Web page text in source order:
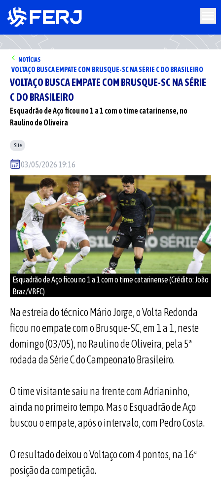
NOTÍCIAS
VOLTAÇO BUSCA EMPATE COM BRUSQUE-SC NA SÉRIE C DO BRASILEIRO
VOLTAÇO BUSCA EMPATE COM BRUSQUE-SC NA SÉRIE
C DO BRASILEIRO
Esquadrão de Aço ficou no 1 a 1 com o time catarinense, no
Raulino de Oliveira
Site
03/05/2026 19:16
Esquadrão de Aço ficou no 1 a 1 com o time catarinense (Crédito: João
Braz/VRFC)
Na estreia do técnico Mário Jorge, o Volta Redonda
ficou no empate com o Brusque-SC, em 1 a 1, neste
domingo (03/05), no Raulino de Oliveira, pela 5ª
rodada da Série C do Campeonato Brasileiro.
O time visitante saiu na frente com Adrianinho,
ainda no primeiro tempo. Mas o Esquadrão de Aço
buscou o empate, após o intervalo, com Pedro Costa.
O resultado deixou o Voltaço com 4 pontos, na 16ª
posição da competição.